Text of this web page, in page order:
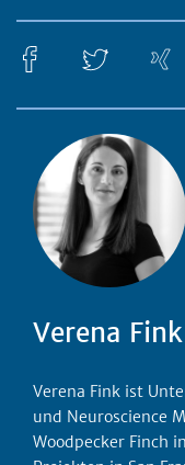
Verena Fink
Verena Fink ist
und Neuroscience
Woodpecker Finch